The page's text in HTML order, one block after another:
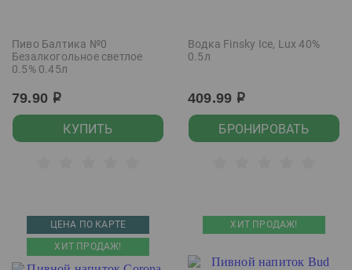
Пиво Балтика №0
Безалкогольное светлое
0.5% 0.45л
79.90 р
КУПИТЬ
Водка Finsky Ice, Lux 40%
0.5л
409.99 р
БРОНИРОВАТЬ
ЦЕНА ПО КАРТЕ
ХИТ ПРОДАЖ!
ХИТ ПРОДАЖ!